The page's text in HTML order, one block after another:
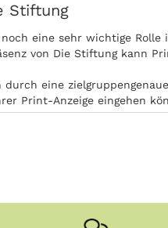
Stiftung
eine sehr wichtige
von Die Stiftung kann
eine
Print-Anzeige eingehen
und